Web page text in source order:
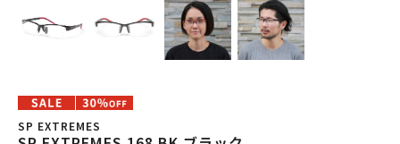
SP EXTREMES